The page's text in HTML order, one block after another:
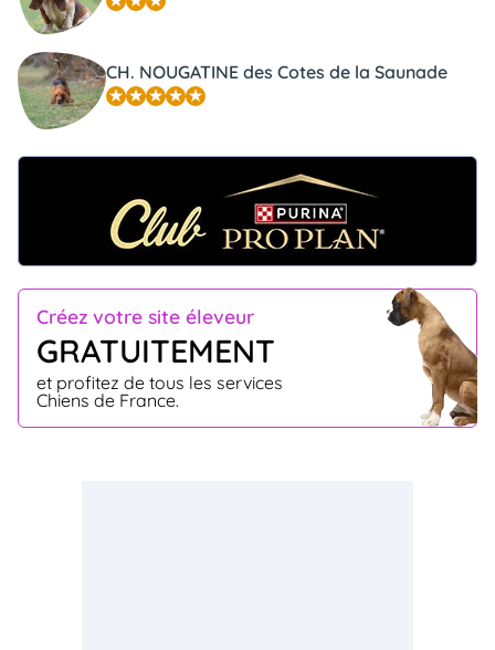
Créez votre site éleveur
GRATUITEMENT
et profitez de tous les services
Chiens de France.
CH. NOUGATINE des Cotes de la Saunade